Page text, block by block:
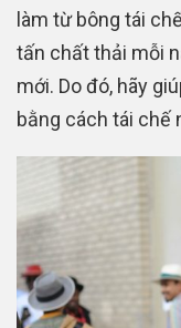
làm từ bông tái
tấn chất thải mỗi
mới. Do đó, hãy
bằng cách tái chế